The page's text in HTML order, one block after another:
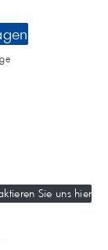
Sie uns hier